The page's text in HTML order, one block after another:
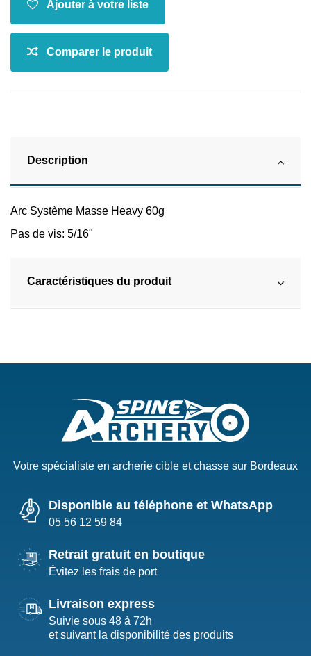
Description
Arc Système Masse Heavy 60g
Pas de vis: 5/16"
Caractéristiques du produit
Votre spécialiste en archerie cible et chasse sur Bordeaux
Disponible au téléphone et WhatsApp
05 56 12 59 84
Retrait gratuit en boutique
Évitez les frais de port
Livraison express
Suivie sous 48 à 72h
et suivant la disponibilité des produits